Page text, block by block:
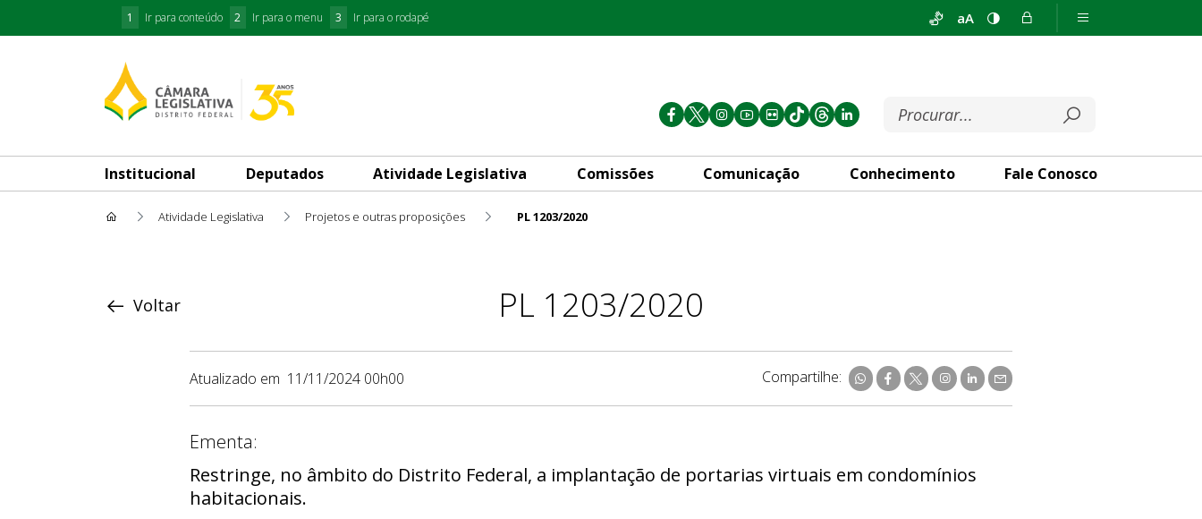
1 Ir para conteúdo 2 Ir para o menu 3 Ir para o rodapé aA
Institucional Deputados Atividade Legislativa Comissões Comunicação Conhecimento Fale Conosco
Atividade Legislativa Projetos e outras proposições PL 1203/2020
PL 1203/2020
Voltar
Atualizado em 11/11/2024 00h00 Compartilhe:
Ementa:
Restringe, no âmbito do Distrito Federal, a implantação de portarias virtuais em condomínios
habitacionais.